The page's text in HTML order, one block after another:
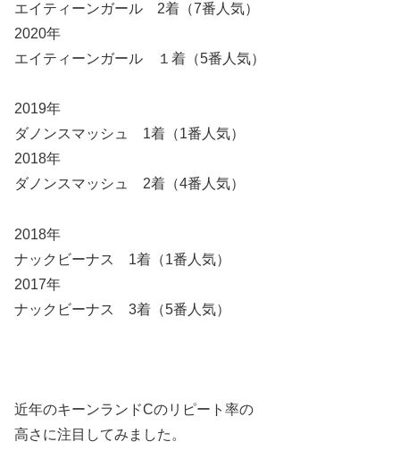
エイティーンガール 2着（7番人気）
2020年
エイティーンガール １着（5番人気）
2019年
ダノンスマッシュ 1着（1番人気）
2018年
ダノンスマッシュ 2着（4番人気）
2018年
ナックビーナス 1着（1番人気）
2017年
ナックビーナス 3着（5番人気）
近年のキーンランドCのリピート率の
高さに注目してみました。